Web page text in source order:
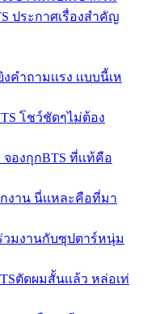
ประกาศเรื่องสำคัญ
ำถามเเรง เเบบนี้เห
โชว์ชัดๆไม่ต้อง
องกุกBTS ที่เเท้คือ
งาน นี่เเหละคือที่มา
วมงานกับซุปตาร์หนุ่ม
ตัดผมสั้นเเล้ว หล่อเท่